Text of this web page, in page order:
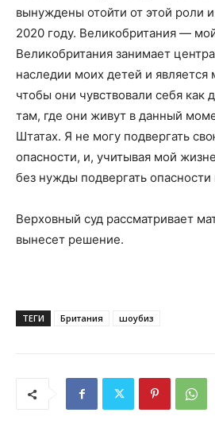
вынуждены отойти от этой роли
2020 году. Великобритания —
Великобритания занимает
наследии моих детей и является
чтобы они чувствовали себя как
там, где они живут в данный
Штатах. Я не могу подвергать
опасности, и, учитывая мой
без нужды подвергать
Верховный суд рассматривает
вынесет решение.
ТЕГИ Британия шоубиз